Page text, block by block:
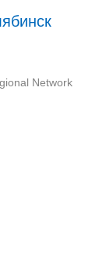
Network